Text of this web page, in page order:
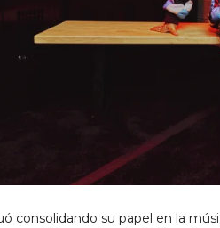
consolidando su papel en la